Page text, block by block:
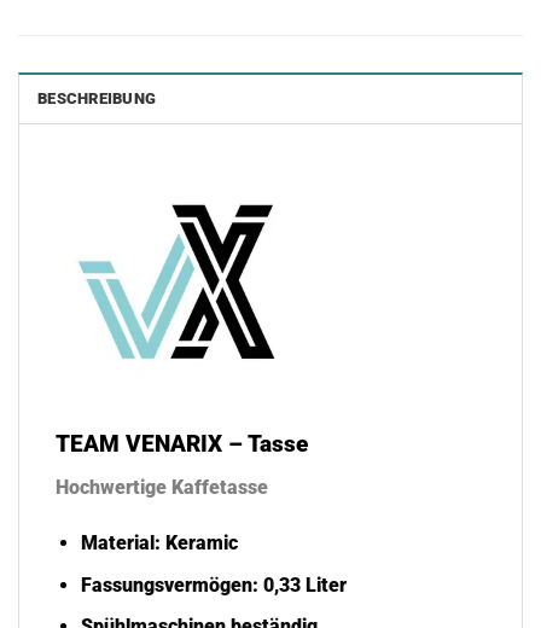
BESCHREIBUNG
TEAM VENARIX – Tasse
Hochwertige Kaffetasse
Material: Keramic
Fassungsvermögen: 0,33 Liter